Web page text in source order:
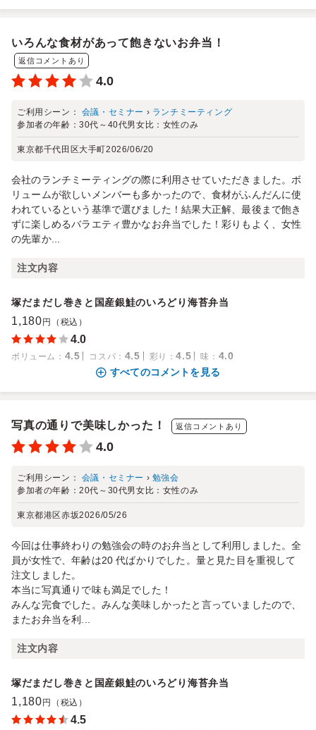
いろんな食材があって飽きないお弁当！
返信コメントあり
4.0
ご利用シーン： 会議・セミナー › ランチミーティング
参加者の年齢：30代～40代男女比： 女性のみ
東京都千代田区大手町2026/06/20
会社のランチミーティングの際に利用させていただきました。ボ
リュームが欲しいメンバーも多かったので、食材がふんだんに使
われているという基準で選びました！結果大正解、最後まで飽き
ずに楽しめるバラエティ豊かなお弁当でした！彩りもよく、女性
の先輩か...
注文内容
塚だまだし巻きと国産銀鮭のいろどり海苔弁当
1,180 円（税込）
4.0
ボリューム ： 4.5 コスパ ： 4.5 彩り ：4.5 味 ： 4.0
すべてのコメントを見る
写真の通りで美味しかった！ 返信コメントあり
4.0
ご利用シーン： 会議・セミナー › 勉強会
参加者の年齢：20代～30代男女比： 女性のみ
東京都港区赤坂2026/05/26
今回は仕事終わりの勉強会の時のお弁当として利用しました。全
員が女性で、年齢は20 代ばかりでした。量と見た目を重視して
注文しました。
本当に写真通りで味も満足でした！
みんな完食でした。みんな美味しかったと言っていましたので、
またお弁当を利...
注文内容
塚だまだし巻きと国産銀鮭のいろどり海苔弁当
1,180 円（税込）
4.5